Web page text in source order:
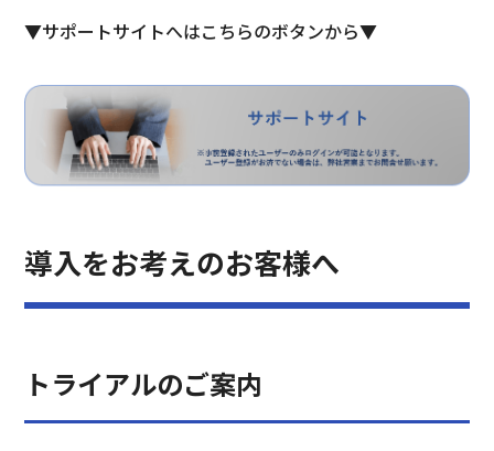
▼サポートサイトへはこちらのボタンから▼
導入をお考えのお客様へ
トライアルのご案内